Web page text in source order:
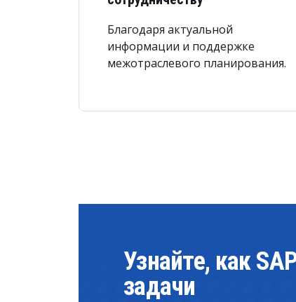
Благодаря актуальной
информации и поддержке
межотраслевого планирования.
Узнайте, как
задачи